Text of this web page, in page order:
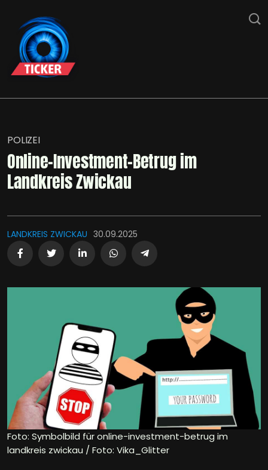
POLIZEI
Online-Investment-Betrug im
Landkreis Zwickau
LANDKREIS ZWICKAU 30.09.2025
Foto: Symbolbild für online-investment-betrug im
landkreis zwickau / Foto: Vika_Glitter